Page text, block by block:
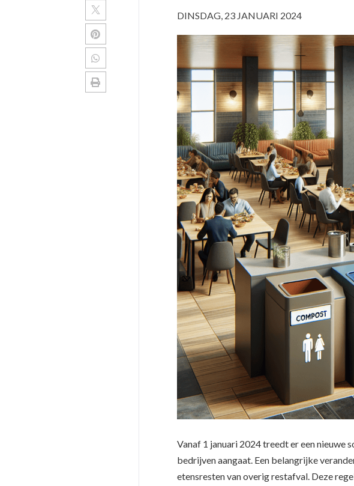
DINSDAG, 23 JANUARI 2024
Vanaf 1 januari 2024 treedt er een
bedrijven aangaat. Een belangrijke
etensresten van overig restafval. Deze